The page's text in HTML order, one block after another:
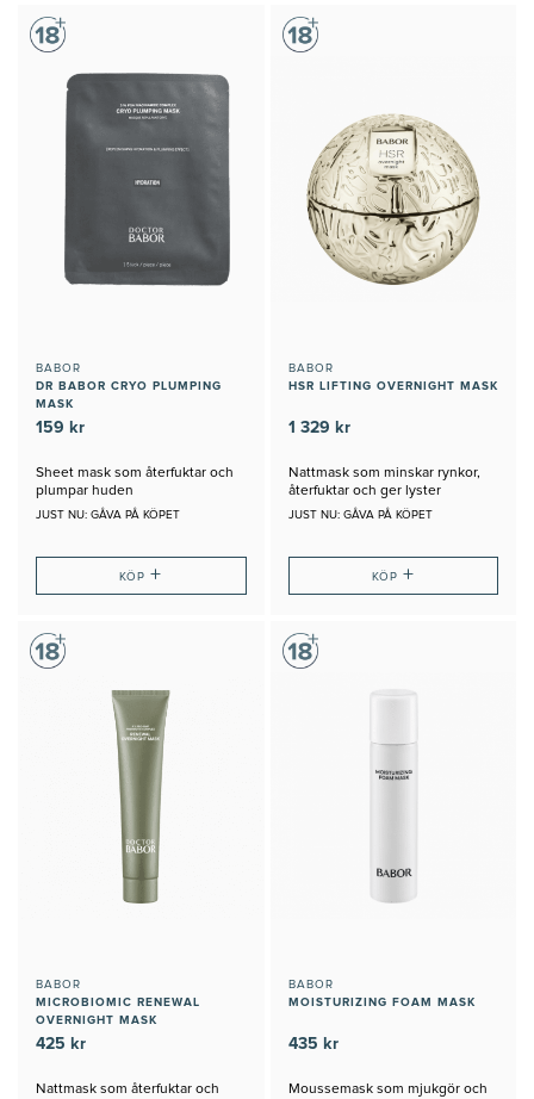
BABOR
DR BABOR CRYO PLUMPING
MASK
159 kr
Sheet mask som återfuktar och
plumpar huden
JUST NU: GÅVA PÅ KÖPET
KÖP+
BABOR
HSR LIFTING OVERNIGHT MASK
1 329 kr
Nattmask som minskar rynkor,
återfuktar och ger lyster
JUST NU: GÅVA PÅ KÖPET
KÖP +
BABOR
MICROBIOMIC RENEWAL
OVERNIGHT MASK
425 kr
Nattmask som återfuktar och
BABOR
MOISTURIZING FOAM MASK
435 kr
Moussemask som mjukgör och